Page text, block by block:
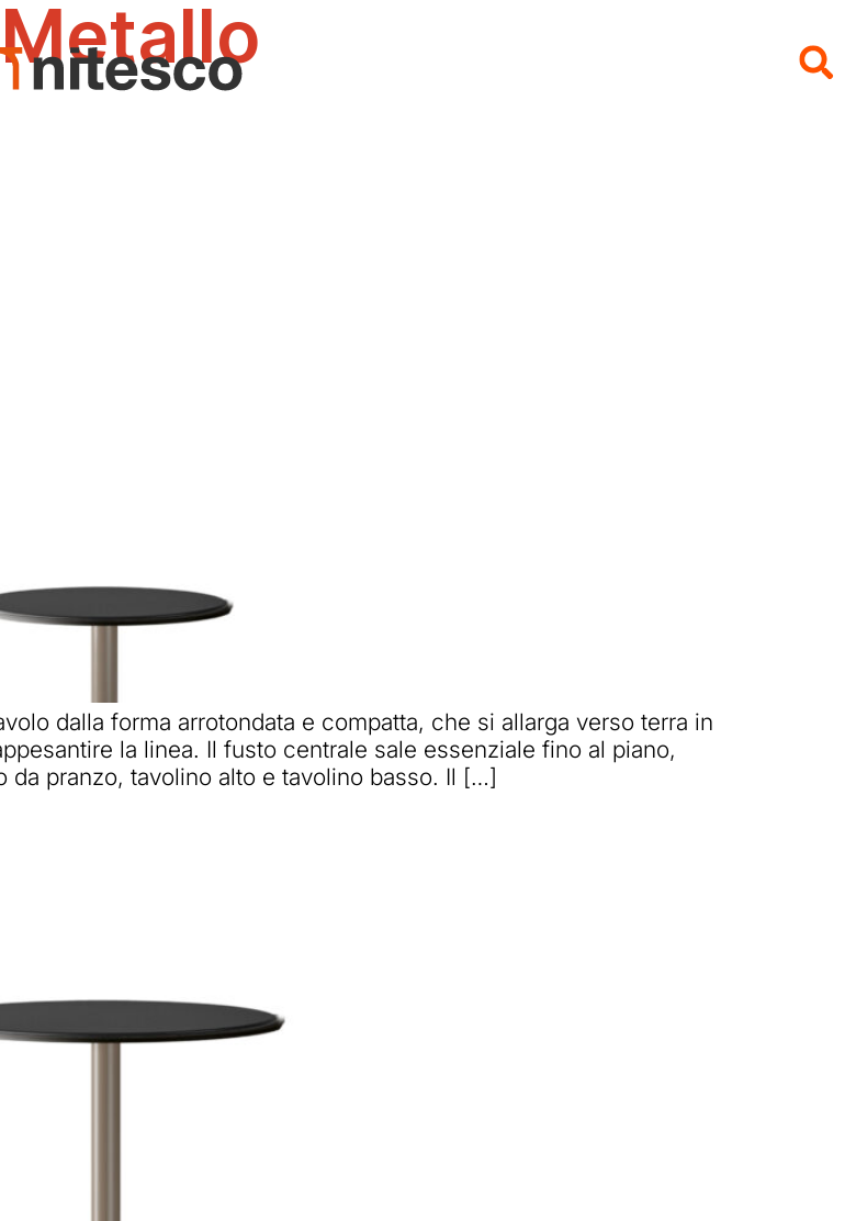
Metallo
dalla forma arrotondata e compatta, che si allarga verso terra in
la linea. Il fusto centrale sale essenziale fino al piano,
pranzo, tavolino alto e tavolino basso. Il […]